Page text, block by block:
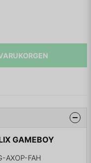
GAMEBOY
AXOP-FAH